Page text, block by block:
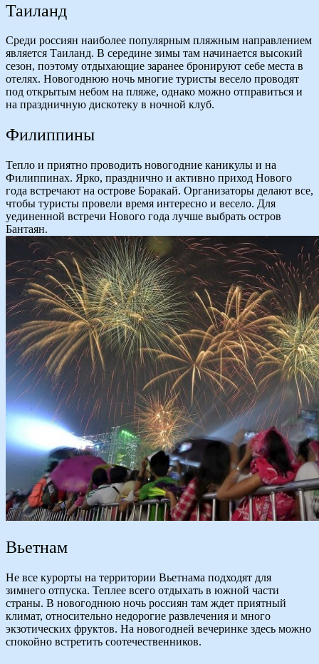
Таиланд
Среди россиян наиболее популярным пляжным направлением
является Таиланд. В середине зимы там начинается высокий
сезон, поэтому отдыхающие заранее бронируют себе места в
отелях. Новогоднюю ночь многие туристы весело проводят
под открытым небом на пляже, однако можно отправиться и
на праздничную дискотеку в ночной клуб.
Филиппины
Тепло и приятно проводить новогодние каникулы и на
Филиппинах. Ярко, празднично и активно приход Нового
года встречают на острове Боракай. Организаторы делают все,
чтобы туристы провели время интересно и весело. Для
уединенной встречи Нового года лучше выбрать остров
Бантаян.
Вьетнам
Не все курорты на территории Вьетнама подходят для
зимнего отпуска. Теплее всего отдыхать в южной части
страны. В новогоднюю ночь россиян там ждет приятный
климат, относительно недорогие развлечения и много
экзотических фруктов. На новогодней вечеринке здесь можно
спокойно встретить соотечественников.